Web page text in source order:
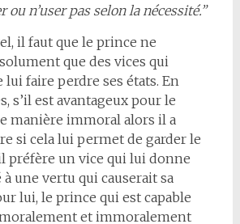
ou n’user pas selon la nécessité.”
il faut que le prince ne
que des vices qui
faire perdre ses états. En
s’il est avantageux pour le
manière immoral alors il a
si cela lui permet de garder le
préfère un vice qui lui donne
une vertu qui causerait sa
lui, le prince qui est capable
moralement et immoralement